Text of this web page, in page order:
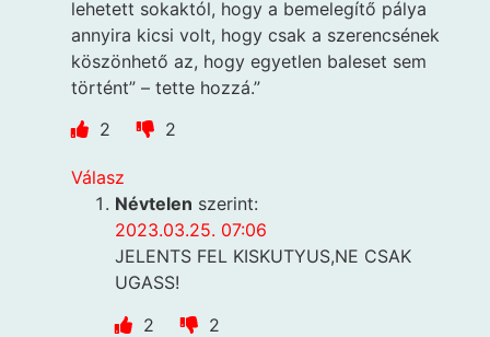
lehetett sokaktól, hogy a bemelegítő pálya
annyira kicsi volt, hogy csak a szerencsének
köszönhető az, hogy egyetlen baleset sem
történt” – tette hozzá.”
2
2
Válasz
Névtelen szerint:
2023.03.25. 07:06
JELENTS FEL KISKUTYUS,NE CSAK
UGASS!
2
2